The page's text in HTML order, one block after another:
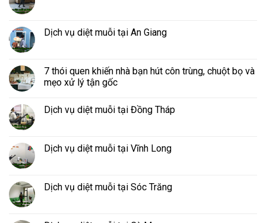
Dịch vụ diệt muỗi tại An Giang
7 thói quen khiến nhà bạn hút côn trùng, chuột bọ và
mẹo xử lý tận gốc
Dịch vụ diệt muỗi tại Đồng Tháp
Dịch vụ diệt muỗi tại Vĩnh Long
Dịch vụ diệt muỗi tại Sóc Trăng